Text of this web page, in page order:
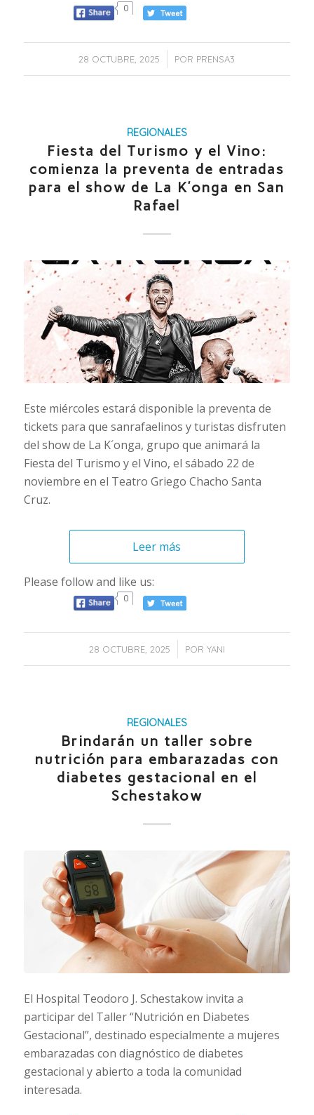
0
28 OCTUBRE, 2025
/ POR PRENSA3
REGIONALES
Fiesta del Turismo y el Vino:
comienza la preventa de entradas
para el show de La K’onga en San
Rafael
Este miércoles estará disponible la preventa de
tickets para que sanrafaelinos y turistas disfruten
del show de La K´onga, grupo que animará la
Fiesta del Turismo y el Vino, el sábado 22 de
noviembre en el Teatro Griego Chacho Santa
Cruz.
Leer más
Please follow and like us:
0
28 OCTUBRE, 2025
/ POR YANI
REGIONALES
Brindarán un taller sobre
nutrición para embarazadas con
diabetes gestacional en el
Schestakow
El Hospital Teodoro J. Schestakow invita a
participar del Taller “Nutrición en Diabetes
Gestacional”, destinado especialmente a mujeres
embarazadas con diagnóstico de diabetes
gestacional y abierto a toda la comunidad
interesada.